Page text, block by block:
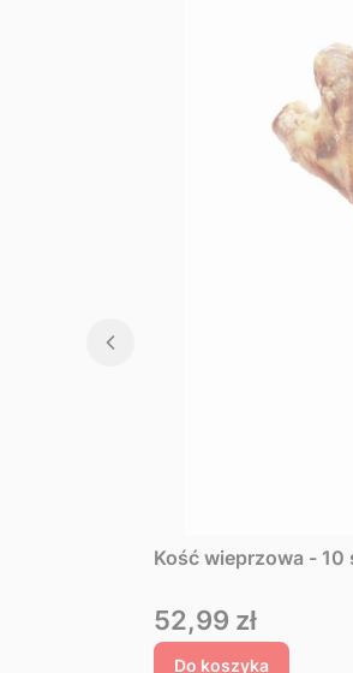
Kość wieprzowa - 10
Cena
52,99 zł
Do koszyka